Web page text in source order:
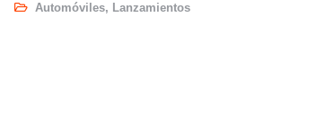
Automóviles, Lanzamientos